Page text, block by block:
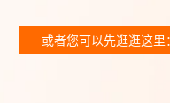
或者您可以先逛逛这